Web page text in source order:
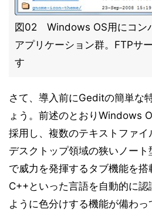
図02 Windows OS用にコン
アプリケーション群。FTPサ
す
さて、導入前にGeditの簡単な
ょう。前述のとおりWindows
採用し、複数のテキストファイ
デスクトップ領域の狭いノー
で威力を発揮するタブ機能を
C++といった言語を自動的に
ように色分けする機能が備わ